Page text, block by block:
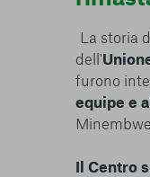
La storia
dell'
furono
equipe e
Il Centro